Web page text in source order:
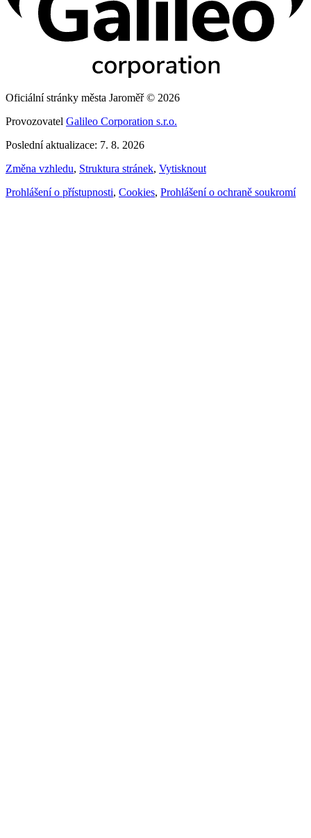
Oficiální stránky města Jaroměř © 2026
Provozovatel Galileo Corporation s.r.o.
Poslední aktualizace: 7. 8. 2026
Změna vzhledu, Struktura stránek, Vytisknout
Prohlášení o přístupnosti, Cookies, Prohlášení o ochraně soukromí